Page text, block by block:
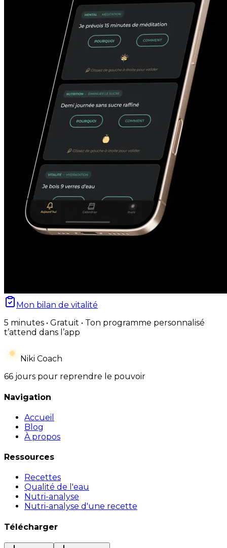
Mon bilan de vitalité
5 minutes • Gratuit • Ton programme personnalisé
t’attend dans l’app
Niki Coach
66 jours pour reprendre le pouvoir
Navigation
Accueil
Blog
À propos
Ressources
Recettes
Qualité de l'eau
Nutri-analyse
Nutri-analyse d'une recette
Télécharger